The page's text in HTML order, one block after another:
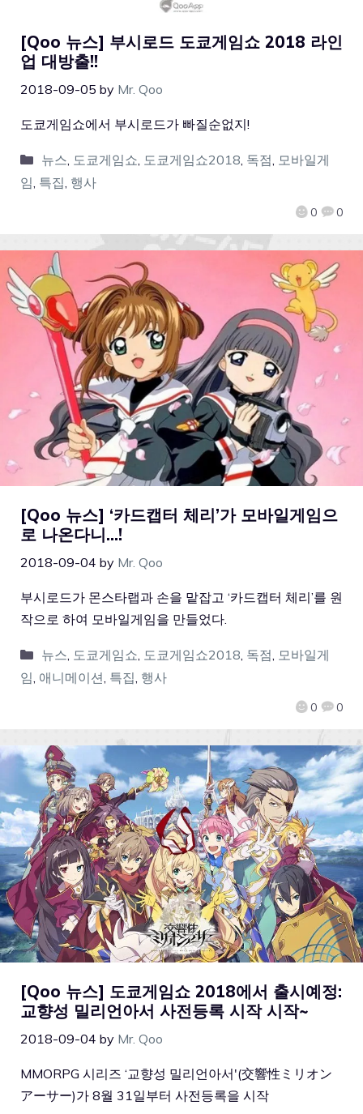
[Qoo 뉴스] 부시로드 도쿄게임쇼 2018 라인
업 대방출!!
2018-09-05 by Mr. Qoo
0 0
도쿄게임쇼에서 부시로드가 빠질순없지!
뉴스, 도쿄게임쇼, 도쿄게임쇼2018, 독점, 모바일게
임, 특집, 행사
[Qoo 뉴스] ‘카드캡터 체리’가 모바일게임으
로 나온다니…!
2018-09-04 by Mr. Qoo
0 0
부시로드가 몬스타랩과 손을 맡잡고 ‘카드캡터 체리’를 원
작으로 하여 모바일게임을 만들었다.
뉴스, 도쿄게임쇼, 도쿄게임쇼2018, 독점, 모바일게
임, 애니메이션, 특집, 행사
[Qoo 뉴스] 도쿄게임쇼 2018에서 출시예정:
교향성 밀리언아서 사전등록 시작 시작~
2018-09-04 by Mr. Qoo
MMORPG 시리즈 ‘교향성 밀리언아서'(交響性ミリオン
アーサー)가 8월 31일부터 사전등록을 시작